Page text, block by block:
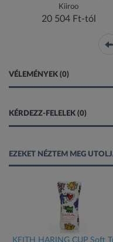
Kiiroo
20 504 Ft-tól
VÉLEMÉNYEK (0)
KÉRDEZZ-FELELEK (0)
EZEKET NÉZTEM MEG
KEITH HARING CUP Soft